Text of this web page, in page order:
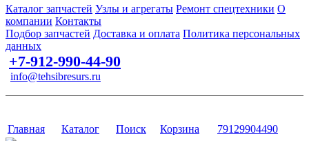
Каталог запчастей Узлы и агрегаты Ремонт спецтехники О
компании Контакты
Подбор запчастей Доставка и оплата Политика персональных
данных
+7-912-990-44-90
info@tehsibresurs.ru
Главная Каталог Поиск Корзина 79129904490